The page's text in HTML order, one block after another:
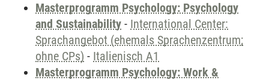
Masterprogramm Psychology: Psychology
and Sustainability - International Center:
Sprachangebot (ehemals Sprachenzentrum;
ohne CPs) - Italienisch A1
Masterprogramm Psychology: Work &